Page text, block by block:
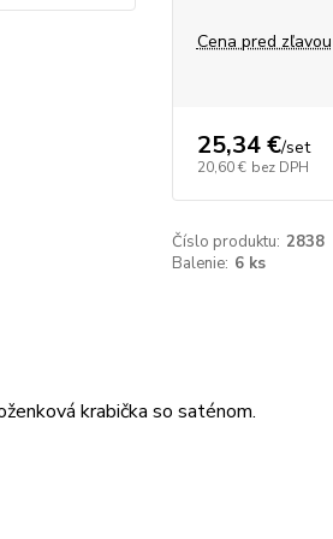
Cena pred zľavou
25,34 €/set
20,60 € bez DPH
Číslo produktu: 2838
Balenie: 6 ks
krabička so saténom.